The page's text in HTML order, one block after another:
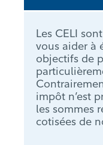
Les CELI
vous aider à
objectifs de
impôt n’est
les sommes
cotisées de